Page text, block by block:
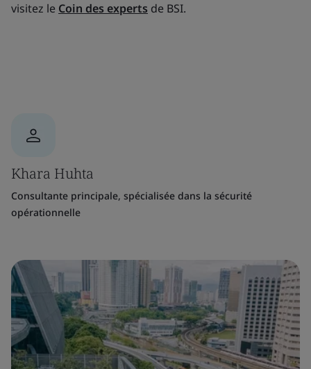
visitez le Coin des experts de BSI.
Khara Huhta
Consultante principale, spécialisée dans la sécurité
opérationnelle